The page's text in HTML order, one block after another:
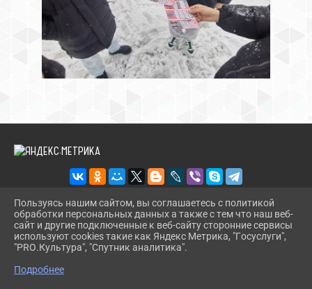
2026 Г. RDKDRUJBA.RU
ВХОД
КАРТА САЙТА
Пользуясь нашим сайтом, вы соглашаетесь с политикой
обработки персональных данных а также с тем что наш веб-
сайт и другие подключенные к веб-сайту сторонние сервисы
используют cookies такие как Яндекс Метрика, "Госуслуги",
"PRO.Культура", "Спутник аналитика".
Подробнее